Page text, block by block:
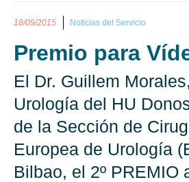
18/09/2015 Noticias del Servicio
Premio para
El Dr. Guillem
Urología del HU
de la Sección de
Europea de Urología
Bilbao, el 2º